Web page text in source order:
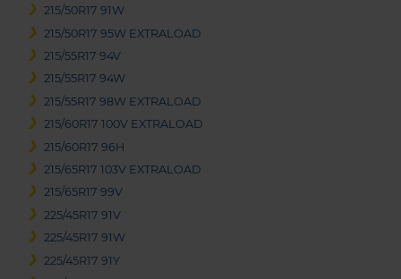
215/50R17 91W
215/50R17 95W EXTRALOAD
215/55R17 94V
215/55R17 94W
215/55R17 98W EXTRALOAD
215/60R17 100V EXTRALOAD
215/60R17 96H
215/65R17 103V EXTRALOAD
215/65R17 99V
225/45R17 91V
225/45R17 91W
225/45R17 91Y